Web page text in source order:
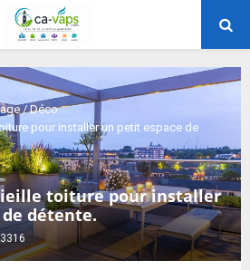
/ Déco
pour installer un petit espace de
toiture pour installer
détente.
3316